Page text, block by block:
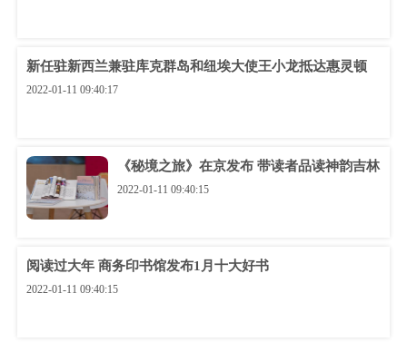
新任驻新西兰兼驻库克群岛和纽埃大使王小龙抵达惠灵顿
2022-01-11 09:40:17
《秘境之旅》在京发布 带读者品读神韵吉林
2022-01-11 09:40:15
阅读过大年 商务印书馆发布1月十大好书
2022-01-11 09:40:15